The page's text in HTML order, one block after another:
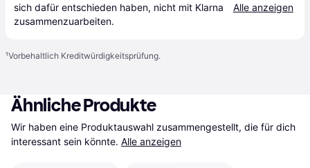
sich dafür entschieden haben, nicht mit Klarna
zusammenzuarbeiten.
Alle anzeigen
¹Vorbehaltlich Kreditwürdigkeitsprüfung.
Ähnliche Produkte
Wir haben eine Produktauswahl zusammengestellt, die für dich
interessant sein könnte. Alle anzeigen